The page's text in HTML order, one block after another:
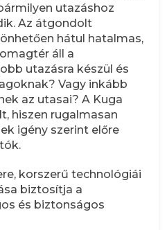
utazáshoz
Az átgondolt
hátul hatalmas,
áll a
utazásra készül és
Vagy inkább
az utasai? A Kuga
hiszen rugalmasan
igény szerint előre
korszerű technológiái
biztosítja a
és biztonságos